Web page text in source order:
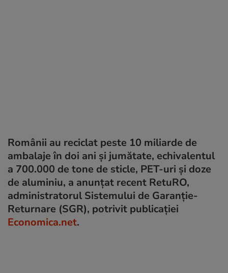
Românii au reciclat peste 10 miliarde de
ambalaje în doi ani și jumătate, echivalentul
a 700.000 de tone de sticle, PET-uri și doze
de aluminiu, a anunțat recent RetuRO,
administratorul Sistemului de Garanție-
Returnare (SGR), potrivit publicației
Economica.net.